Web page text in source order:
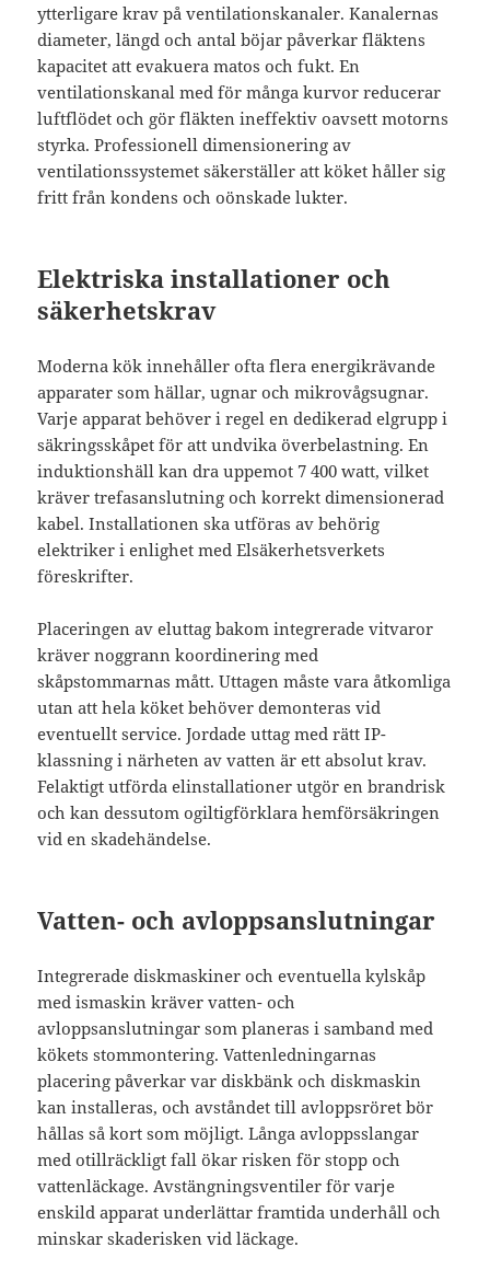
ytterligare krav på ventilationskanaler. Kanalernas
diameter, längd och antal böjar påverkar fläktens
kapacitet att evakuera matos och fukt. En
ventilationskanal med för många kurvor reducerar
luftflödet och gör fläkten ineffektiv oavsett motorns
styrka. Professionell dimensionering av
ventilationssystemet säkerställer att köket håller sig
fritt från kondens och oönskade lukter.
Elektriska installationer och
säkerhetskrav
Moderna kök innehåller ofta flera energikrävande
apparater som hällar, ugnar och mikrovågsugnar.
Varje apparat behöver i regel en dedikerad elgrupp i
säkringsskåpet för att undvika överbelastning. En
induktionshäll kan dra uppemot 7 400 watt, vilket
kräver trefasanslutning och korrekt dimensionerad
kabel. Installationen ska utföras av behörig
elektriker i enlighet med Elsäkerhetsverkets
föreskrifter.
Placeringen av eluttag bakom integrerade vitvaror
kräver noggrann koordinering med
skåpstommarnas mått. Uttagen måste vara åtkomliga
utan att hela köket behöver demonteras vid
eventuellt service. Jordade uttag med rätt IP-
klassning i närheten av vatten är ett absolut krav.
Felaktigt utförda elinstallationer utgör en brandrisk
och kan dessutom ogiltigförklara hemförsäkringen
vid en skadehändelse.
Vatten- och avloppsanslutningar
Integrerade diskmaskiner och eventuella kylskåp
med ismaskin kräver vatten- och
avloppsanslutningar som planeras i samband med
kökets stommontering. Vattenledningarnas
placering påverkar var diskbänk och diskmaskin
kan installeras, och avståndet till avloppsröret bör
hållas så kort som möjligt. Långa avloppsslangar
med otillräckligt fall ökar risken för stopp och
vattenläckage. Avstängningsventiler för varje
enskild apparat underlättar framtida underhåll och
minskar skaderisken vid läckage.